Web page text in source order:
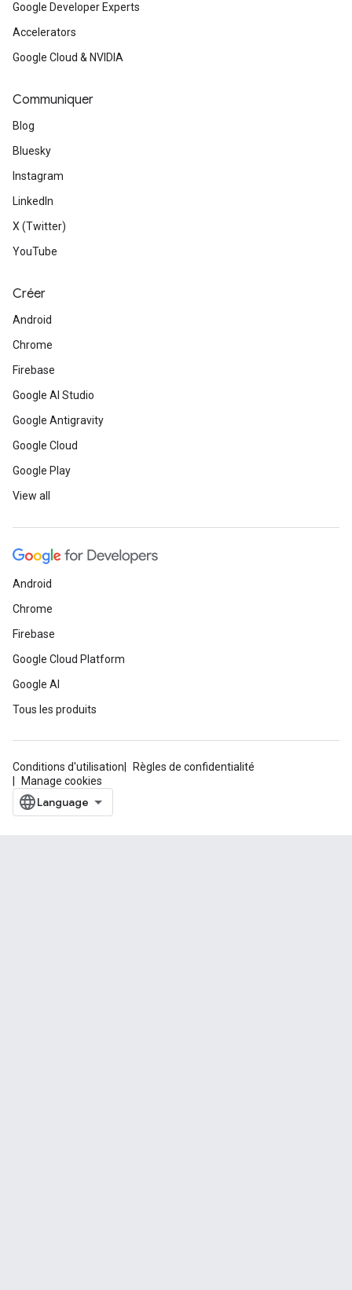
Google Developer Experts
Accelerators
Google Cloud & NVIDIA
Communiquer
Blog
Bluesky
Instagram
LinkedIn
X (Twitter)
YouTube
Créer
Android
Chrome
Firebase
Google AI Studio
Google Antigravity
Google Cloud
Google Play
View all
Android
Chrome
Firebase
Google Cloud Platform
Google AI
Tous les produits
Conditions d'utilisation
Règles de confidentialité
Manage cookies